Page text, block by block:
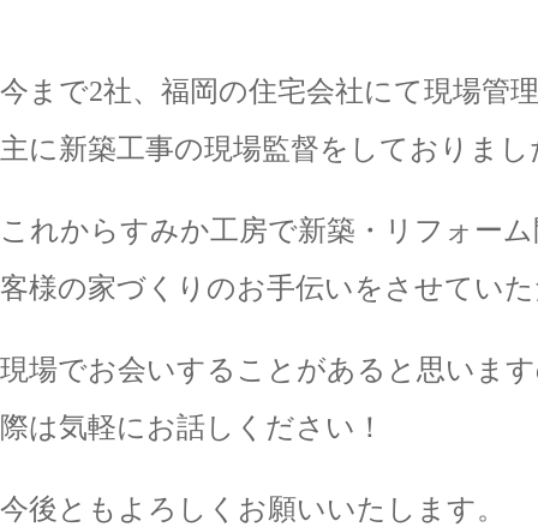
今まで2社、福岡の住宅会社にて現場管
主に新築工事の現場監督をしておりまし
これからすみか工房で新築・リフォー
客様の家づくりのお手伝いをさせてい
現場でお会いすることがあると思いま
際は気軽にお話しください！
今後ともよろしくお願いいたします。